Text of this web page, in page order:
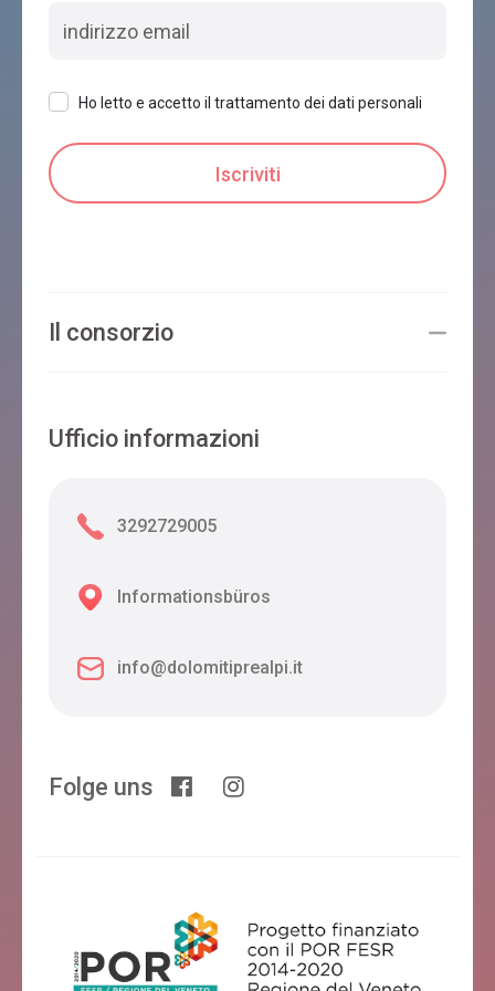
Ho letto e accetto il trattamento dei dati personali
Il consorzio
Ufficio informazioni
3292729005
Informationsbüros
info@dolomitiprealpi.it
Folge uns